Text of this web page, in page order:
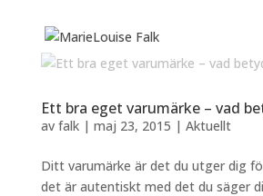
Ett bra eget varumärke – vad
av falk| maj 23, 2015 | Aktuellt
Ditt varumärke är det du utger dig
det är autentiskt med det du säger